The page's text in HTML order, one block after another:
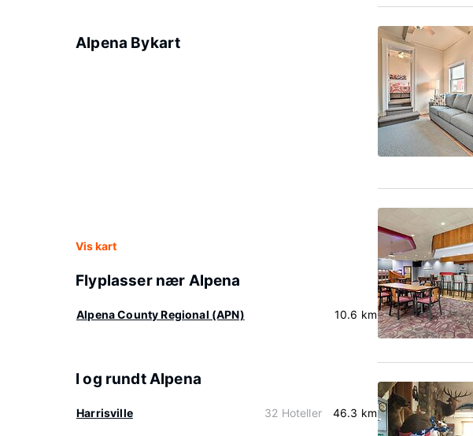
Alpena Bykart
Vis kart
Flyplasser nær Alpena
Alpena County Regional (APN) 10.6 km
I og rundt Alpena
Harrisville 32 Hoteller 46.3 km